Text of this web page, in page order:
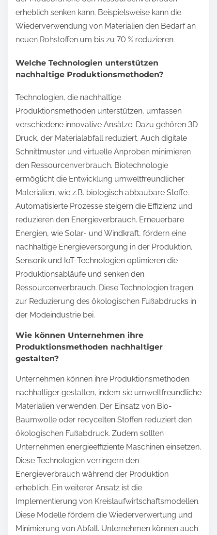
erheblich senken kann. Beispielsweise kann die
Wiederverwendung von Materialien den Bedarf an
neuen Rohstoffen um bis zu 70 % reduzieren.
Welche Technologien unterstützen
nachhaltige Produktionsmethoden?
Technologien, die nachhaltige
Produktionsmethoden unterstützen, umfassen
verschiedene innovative Ansätze. Dazu gehören 3D-
Druck, der Materialabfall reduziert. Auch digitale
Schnittmuster und virtuelle Anproben minimieren
den Ressourcenverbrauch. Biotechnologie
ermöglicht die Entwicklung umweltfreundlicher
Materialien, wie z.B. biologisch abbaubare Stoffe.
Automatisierte Prozesse steigern die Effizienz und
reduzieren den Energieverbrauch. Erneuerbare
Energien, wie Solar- und Windkraft, fördern eine
nachhaltige Energieversorgung in der Produktion.
Sensorik und IoT-Technologien optimieren die
Produktionsabläufe und senken den
Ressourcenverbrauch. Diese Technologien tragen
zur Reduzierung des ökologischen Fußabdrucks in
der Modeindustrie bei.
Wie können Unternehmen ihre
Produktionsmethoden nachhaltiger
gestalten?
Unternehmen können ihre Produktionsmethoden
nachhaltiger gestalten, indem sie umweltfreundliche
Materialien verwenden. Der Einsatz von Bio-
Baumwolle oder recycelten Stoffen reduziert den
ökologischen Fußabdruck. Zudem sollten
Unternehmen energieeffiziente Maschinen einsetzen.
Diese Technologien verringern den
Energieverbrauch während der Produktion
erheblich. Ein weiterer Ansatz ist die
Implementierung von Kreislaufwirtschaftsmodellen.
Diese Modelle fördern die Wiederverwertung und
Minimierung von Abfall. Unternehmen können auch